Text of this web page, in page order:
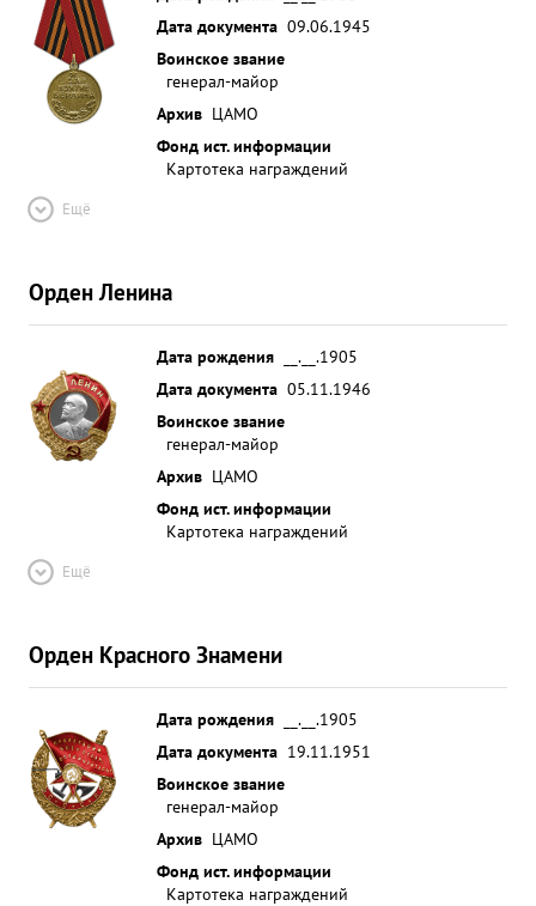
Дата документа 09.06.1945
Воинское звание
генерал-майор
Архив ЦАМО
Фонд ист. информации
Картотека награждений
Ещё
Орден Ленина
Дата рождения
__.__.1905
Дата документа 05.11.1946
Воинское звание
генерал-майор
Архив ЦАМО
Фонд ист. информации
Картотека награждений
Ещё
Орден Красного Знамени
Дата рождения
__.__.1905
Дата документа 19.11.1951
Воинское звание
генерал-майор
Архив ЦАМО
Фонд ист. информации
Картотека награждений